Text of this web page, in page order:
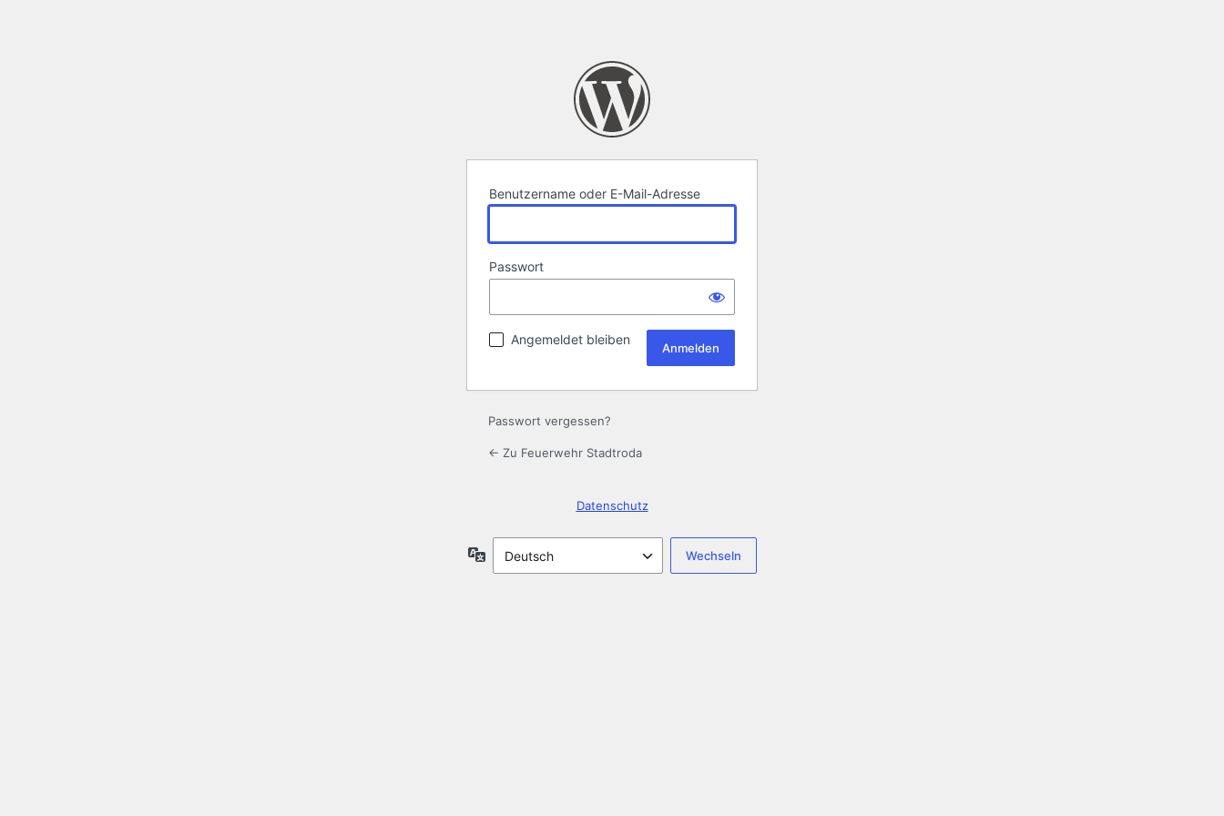
Benutzername oder E-Mail-Adresse
Passwort
Angemeldet bleiben
Passwort vergessen?
← Zu Feuerwehr Stadtroda
Datenschutz
Sprache